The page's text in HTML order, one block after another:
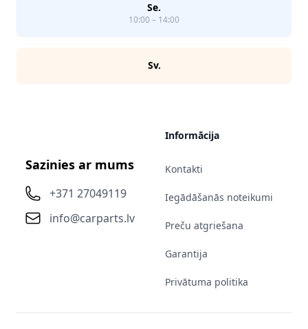
Se.
10:00 – 14:00
Sv.
Sazinies ar mums
+371 27049119
info@carparts.lv
Informācija
Kontakti
Iegādāšanās noteikumi
Preču atgriešana
Garantija
Privātuma politika